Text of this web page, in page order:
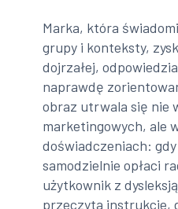
Marka, która
grupy i konteksty,
dojrzałej,
naprawdę
obraz utrwala się nie
marketingowych, ale
doświadczeniach:
samodzielnie opłaci
użytkownik z
przeczyta instrukcje,